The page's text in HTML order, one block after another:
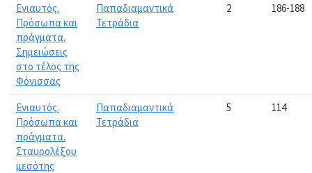
Ενιαυτός.
Πρόσωπα και
πράγματα.
Σημειώσεις
στο τέλος της
Φόνισσας
Παπαδιαμαντικά
Τετράδια
2 186-188
Ενιαυτός.
Πρόσωπα και
πράγματα.
Σταυρολέξου
μεσότης
Παπαδιαμαντικά
Τετράδια
5 114